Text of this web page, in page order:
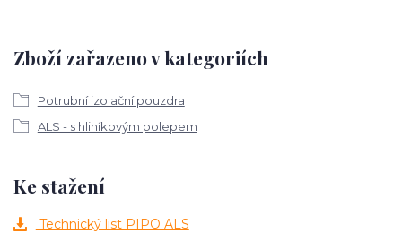
Zboží zařazeno v kategoriích
Potrubní izolační pouzdra
ALS - s hliníkovým polepem
Ke stažení
Technický list PIPO ALS